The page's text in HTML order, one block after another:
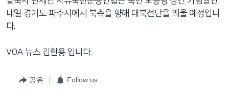
내일 경기도 파주시에서 북측을 향해 대북전단을 띄울 예정입니
다.
VOA 뉴스 김환용 입니다.
공유 Follow us